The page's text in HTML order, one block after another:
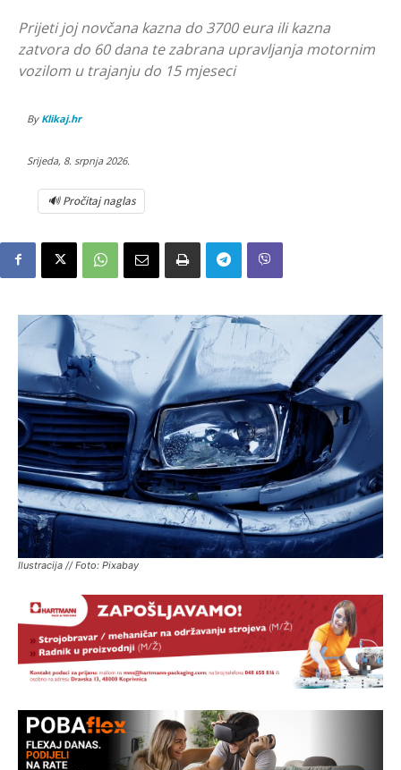
Prijeti joj novčana kazna do 3700 eura ili kazna
zatvora do 60 dana te zabrana upravljanja motornim
vozilom u trajanju do 15 mjeseci
By Klikaj.hr
Srijeda, 8. srpnja 2026.
🔊 Pročitaj naglas
Ilustracija // Foto: Pixabay